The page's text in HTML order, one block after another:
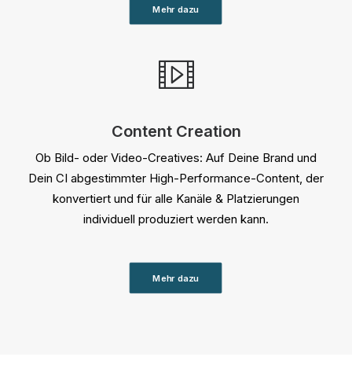
Mehr dazu
Content Creation
Ob Bild- oder Video-Creatives: Auf Deine Brand und
Dein CI abgestimmter High-Performance-Content, der
konvertiert und für alle Kanäle & Platzierungen
individuell produziert werden kann.
Mehr dazu